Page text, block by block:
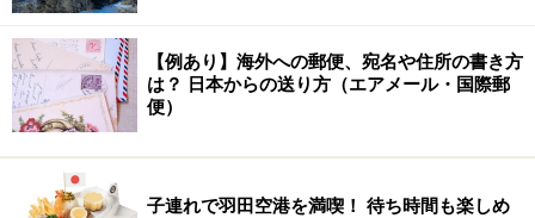
【例あり】海外への郵便、宛名や住所の書き方
は？ 日本からの送り方（エアメール・国際郵
便）
子連れで羽田空港を満喫！ 待ち時間も楽しめ